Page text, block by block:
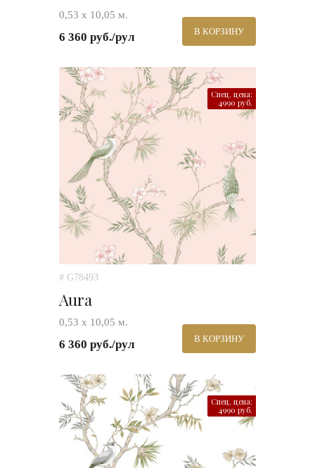
0,53 х 10,05 м.
6 360 руб./рул В КОРЗИНУ
Спец. цена:
4990 руб.
# G78493
Aura
0,53 х 10,05 м.
6 360 руб./рул В КОРЗИНУ
Спец. цена:
4990 руб.